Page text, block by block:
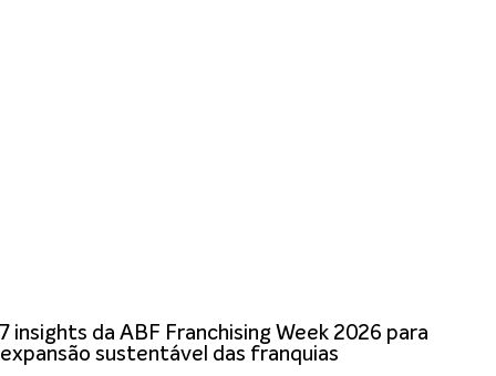
7 insights da ABF Franchising Week 2026 para
expansão sustentável das franquias